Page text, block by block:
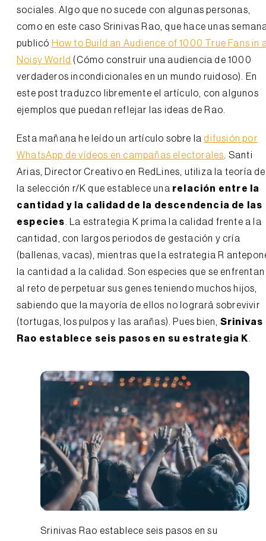
sociales. Algo que no sucede con algunas personas,
como en este caso Srinivas Rao, que hace unas
publicó How to Build an Audience of 1000 True Fans in
Noisy World (Cómo construir una audiencia de 1000
verdaderos incondicionales en un mundo ruidoso). En
este post traduzco libremente el artículo, con algunos
ejemplos que puedan reflejar las ideas de Rao.
Esta mañana he leído un artículo sobre la difusión por
WhatsApp de vídeos en campañas electorales. Santi
Arias, Director Creativo en RedLines, utiliza la teoría de
la selección r/K que establece una relación entre la
cantidad y la calidad de la descendencia de las
especies. La estrategia K prima la calidad frente a la
cantidad, con largos periodos de gestación y cría
(ballenas, vacas), mientras que la estrategia R
la cantidad a la calidad. Son especies que se enfrentan
al reto de perpetuar sus genes teniendo muchos hijos,
sabiendo que la mayoría de ellos no logrará sobrevivir
(tortugas, los pulpos y las arañas). Pues bien, Srinivas
Rao establece seis pasos en su estrategia K.
Srinivas Rao establece seis pasos en su